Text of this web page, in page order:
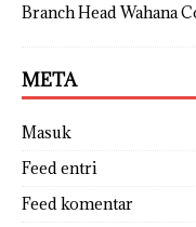
Branch Head Wahana
META
Masuk
Feed entri
Feed komentar